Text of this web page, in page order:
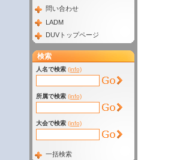
問い合わせ
LADM
DUVトップページ
検索
人名で検索 (info)
所属で検索 (info)
大会で検索 (info)
一括検索